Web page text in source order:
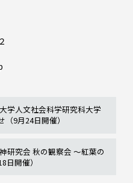
学人文社会科学研究科大学
9月24日開催）
研究会 秋の観察会 ～紅葉の
日開催）